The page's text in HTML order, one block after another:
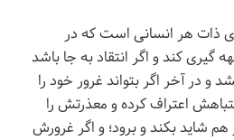
ذات هر انسانی است که در
گیری کند و اگر انتقاد به جا باشد
و در آخر اگر بتواند غرور خود را
اعتراف کرده و معذرتش را
شاید بکند و برود؛ و اگر غرورش